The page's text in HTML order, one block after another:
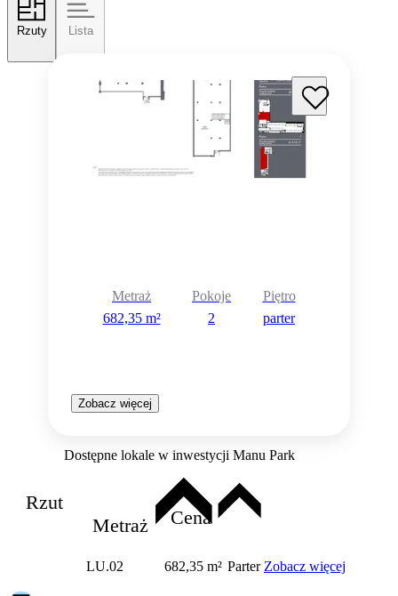
Rzuty Lista
Metraż
682,35 m²
Pokoje
2
Piętro
parter
Zobacz więcej
Dostępne lokale w inwestycji Manu Park
Rzut
Metraż
Cena
LU.02 682,35 m² Parter Zobacz więcej